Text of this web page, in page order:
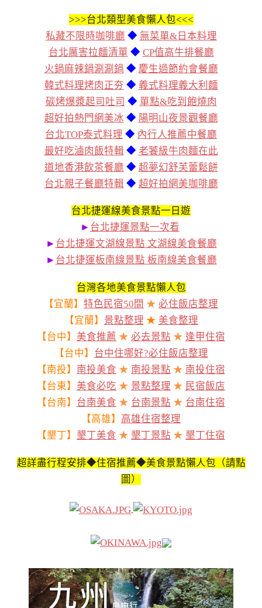
>>>台北類型美食懶人包<<<
私藏不限時咖啡廳 ◆ 無菜單&日本料理
台北厲害拉麵清單 ◆ CP值高牛排餐廳
火鍋麻辣鍋涮涮鍋 ◆ 慶生過節約會餐廳
韓式料理烤肉正夯 ◆ 義式料理義大利麵
碳烤爆漿起司吐司 ◆ 單點&吃到飽燒肉
超好拍熱門網美冰 ◆ 陽明山夜景觀餐廳
台北TOP泰式料理 ◆ 內行人推薦中餐廳
最好吃滷肉飯特輯 ◆ 老饕級牛肉麵在此
道地香港飲茶餐廳 ◆ 超夢幻舒芙蕾鬆餅
台北親子餐廳特輯 ◆ 超好拍網美咖啡廳
台北捷運線美食景點一日遊
► 台北捷運景點一次看
► 台北捷運文湖線景點 文湖線美食餐廳
► 台北捷運板南線景點 板南線美食餐廳
台灣各地美食景點懶人包
【宜蘭】 特色民宿50間 ★ 必住飯店整理
【宜蘭】 景點整理 ★ 美食整理
【台中】 美食推薦 ★ 必去景點 ★ 逢甲住宿
【台中】 台中住哪好?必住飯店整理
【南投】 南投美食 ★ 南投景點 ★ 南投住宿
【台東】 美食必吃 ★ 景點整理 ★ 民宿飯店
【台南】 台南美食 ★ 台南景點 ★ 台南住宿
【高雄】 高雄住宿整理
【墾丁】 墾丁美食 ★ 墾丁景點 ★ 墾丁住宿
超詳盡行程安排◆住宿推薦◆美食景點懶人包（請點
圖）